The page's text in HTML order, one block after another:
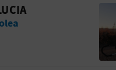
DE LUCIA